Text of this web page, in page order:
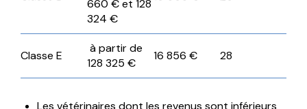
660 € et 128
324 €
Classe E
à partir de
128 325 €
16 856 € 28
Les vétérinaires dont les revenus sont inférieurs